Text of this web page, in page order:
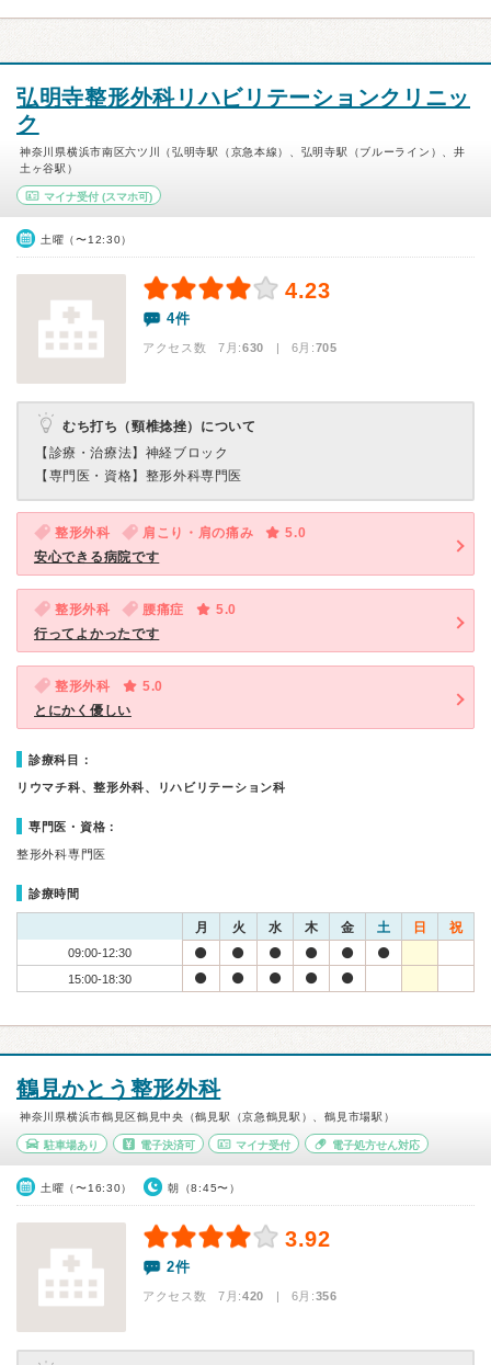
弘明寺整形外科リハビリテーションクリニッ
ク
神奈川県横浜市南区六ツ川（弘明寺駅（京急本線）、弘明寺駅（ブルーライン）、井
土ヶ谷駅）
マイナ受付 (スマホ可)
土曜（〜12:30）
4.23
4件
アクセス数 7月:630 | 6月:705
むち打ち（頸椎捻挫）について
【診療・治療法】 神経ブロック
【専門医・資格】 整形外科専門医
整形外科 肩こり・肩の痛み
5.0
安心できる病院です
整形外科 腰痛症
5.0
行ってよかったです
整形外科
5.0
とにかく優しい
診療科目：
リウマチ科、整形外科、リハビリテーション科
専門医・資格：
整形外科専門医
診療時間
月 火 水 木 金 土 日 祝
09:00-12:30
15:00-18:30
鶴見かとう整形外科
神奈川県横浜市鶴見区鶴見中央（鶴見駅（京急鶴見駅）、鶴見市場駅）
駐車場あり 電子決済可 マイナ受付 電子処方せん対応
土曜（〜16:30） 朝（8:45〜）
3.92
2件
アクセス数 7月:420 | 6月:356